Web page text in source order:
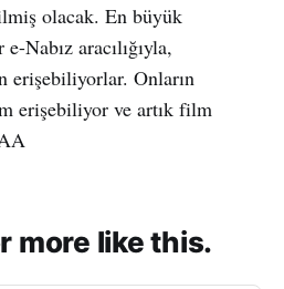
olacak. En büyük
Nabız aracılığıyla,
erişebiliyorlar. Onların
erişebiliyor ve artık film
more like this.